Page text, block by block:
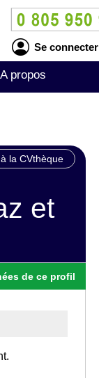
Se connecter
A propos
la CVthèque
et
de ce profil